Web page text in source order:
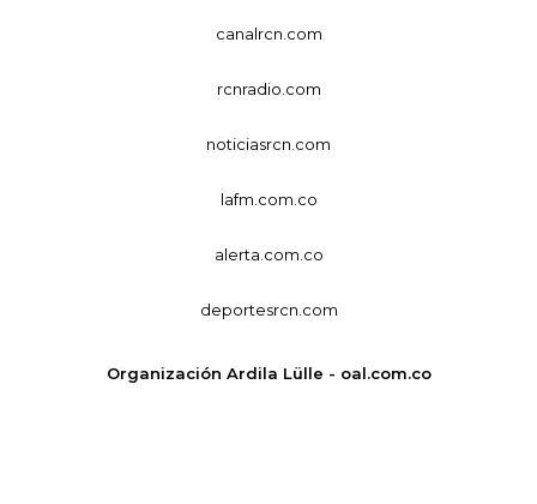
canalrcn.com
rcnradio.com
noticiasrcn.com
lafm.com.co
alerta.com.co
deportesrcn.com
Organización Ardila Lülle - oal.com.co